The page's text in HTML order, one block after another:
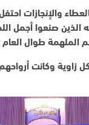
والإنجازات
الذين صنعوا أجمل
الملهمة طوال العام
زاوية وكانت